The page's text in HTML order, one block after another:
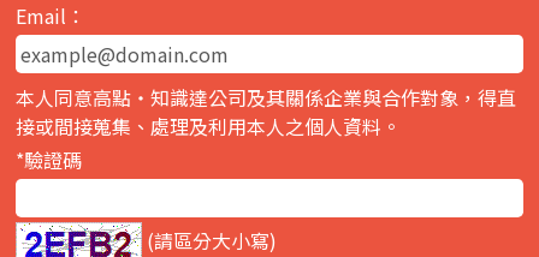
Email：
本人同意高點‧知識達公司及其關係企業與合作對象，得直
接或間接蒐集、處理及利用本人之個人資料。
*驗證碼
(請區分大小寫)